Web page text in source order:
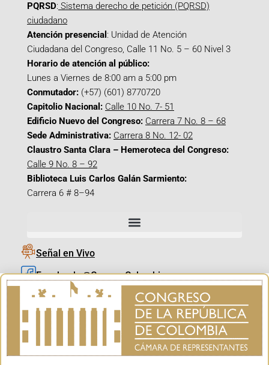
PQRSD: Sistema derecho de petición (PQRSD)
ciudadano
Atención presencial : Unidad de Atención
Ciudadana del Congreso, Calle 11 No. 5 – 60 Nivel 3
Horario de atención al público:
Lunes a Viernes de 8:00 am a 5:00 pm
Conmutador: (+57) (601) 8770720
Capitolio Nacional: Calle 10 No. 7- 51
Edificio Nuevo del Congreso: Carrera 7 No. 8 – 68
Sede Administrativa: Carrera 8 No. 12- 02
Claustro Santa Clara – Hemeroteca del Congreso:
Calle 9 No. 8 – 92
Biblioteca Luis Carlos Galán Sarmiento:
Carrera 6 # 8–94
Señal en Vivo
Facebook_@CamaraColombia
Instagram_@CamaraColombia
X_@CamaraColombia
Youtube_@CamaraColombia